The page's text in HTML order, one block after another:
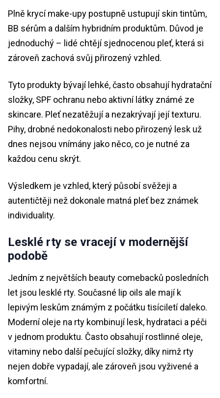
Plně krycí make-upy postupně ustupují skin tintům,
BB sérům a dalším hybridním produktům. Důvod je
jednoduchý – lidé chtějí sjednocenou pleť, která si
zároveň zachová svůj přirozený vzhled.
Tyto produkty bývají lehké, často obsahují hydratační
složky, SPF ochranu nebo aktivní látky známé ze
skincare. Pleť nezatěžují a nezakrývají její texturu.
Pihy, drobné nedokonalosti nebo přirozený lesk už
dnes nejsou vnímány jako něco, co je nutné za
každou cenu skrýt.
Výsledkem je vzhled, který působí svěžeji a
autentičtěji než dokonale matná pleť bez známek
individuality.
Lesklé rty se vracejí v modernější
podobě
Jedním z největších beauty comebacků posledních
let jsou lesklé rty. Současné lip oils ale mají k
lepivým leskům známým z počátku tisíciletí daleko.
Moderní oleje na rty kombinují lesk, hydrataci a péči
v jednom produktu. Často obsahují rostlinné oleje,
vitaminy nebo další pečující složky, díky nimž rty
nejen dobře vypadají, ale zároveň jsou vyživené a
komfortní.